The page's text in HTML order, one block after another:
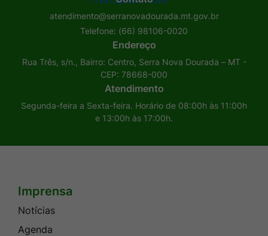
Rede
Social
Rede
Social
Radar
Transparência
Rede
Social
Instagram
atendimento@serranovadourada.mt.gov.br
Telefone: (66) 98106-0020
Endereço
Rua Três, s/n., Bairro: Centro, Serra Nova Dourada – MT -
CEP: 78668-000
Atendimento
Segunda-feira a Sexta-feira. Horário de 08:00h às 11:00h
e 13:00h às 17:00h.
Seção do Rodapé e Contato
Imprensa
Notícias
Agenda